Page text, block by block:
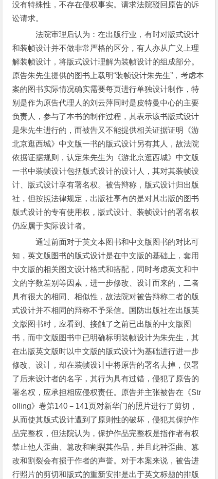
没有特殊性，不存在侵权事实。请求法院驳回原告的诉
讼请求。
法院审理后认为：在出版行业，有时对版式设计
和装帧设计并不做非常严格的区分，有人亦从广义上理
解装帧设计，将版式设计理解为装帧设计的组成部分。
原告朱先生提供的图书上载明“装帧设计朱先生”，考虑本
案的图书实际情况确实需要每页进行单独设计制作，特
别是作为原告代理人的刘云萍同时是皮特曼中心的主要
负责人，参与了本书的制作过程，其表示该书版式设计
是朱先生进行的，而被告又不能提供相关证据证明《游
北京逛西城》中文版一书的版式设计另有其人，故法院
依据证据规则，认定朱先生为《游北京逛西城》中文版
一书中装帧设计包括版式设计的设计人，其对其装帧设
计、版式设计享有署名权。被告辩称，版式设计归出版
社，但按照法律规定，出版社享有的是对其出版的图书
版式设计的专有使用权，版式设计、装帧设计的署名权
仍应属于实际设计者。
通过前面对于英文本图书和中文版图书的对比可
知，英文版图书的版式设计是在中文版的基础上，套用
中文版的相关图文设计格式和搭配，同时考虑英文和中
文的字数差别等因素，进一步修改、设计而来的，二者
具有很大的相同、相似性，故法院对被告辩称二者的版
式设计并不相同的辩称不予采信。国防出版社在出版英
文版图书时，应看到、接触了之前已出版的中文版图
书，而中文版图书中已明确标明装帧设计为朱先生，其
在出版英文版时以中文版的版式设计为基础进行进一步
修改、设计，却在装帧设计中将原告的署名去掉，仅署
了后来设计者的名字，其行为具有过错，侵犯了原告的
署名权，应承担相应侵权责任。原告并主张被告在《Str
olling》卷第140－141页对新华门的照片进行了剪切，
从而使其版式设计遭到了原则性的破坏，侵犯其保护作
品完整权，但法院认为，保护作品完整权是指作者有权
禁止他人歪曲、篡改和割裂其作品，并且此种歪曲、篡
改和割裂会有损于作者的声誉。对于本案来说，被告进
行照片的剪切和版式的重新安排是出于英文标题的排版